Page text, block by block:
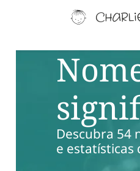
Descubra 54
e estatísticas